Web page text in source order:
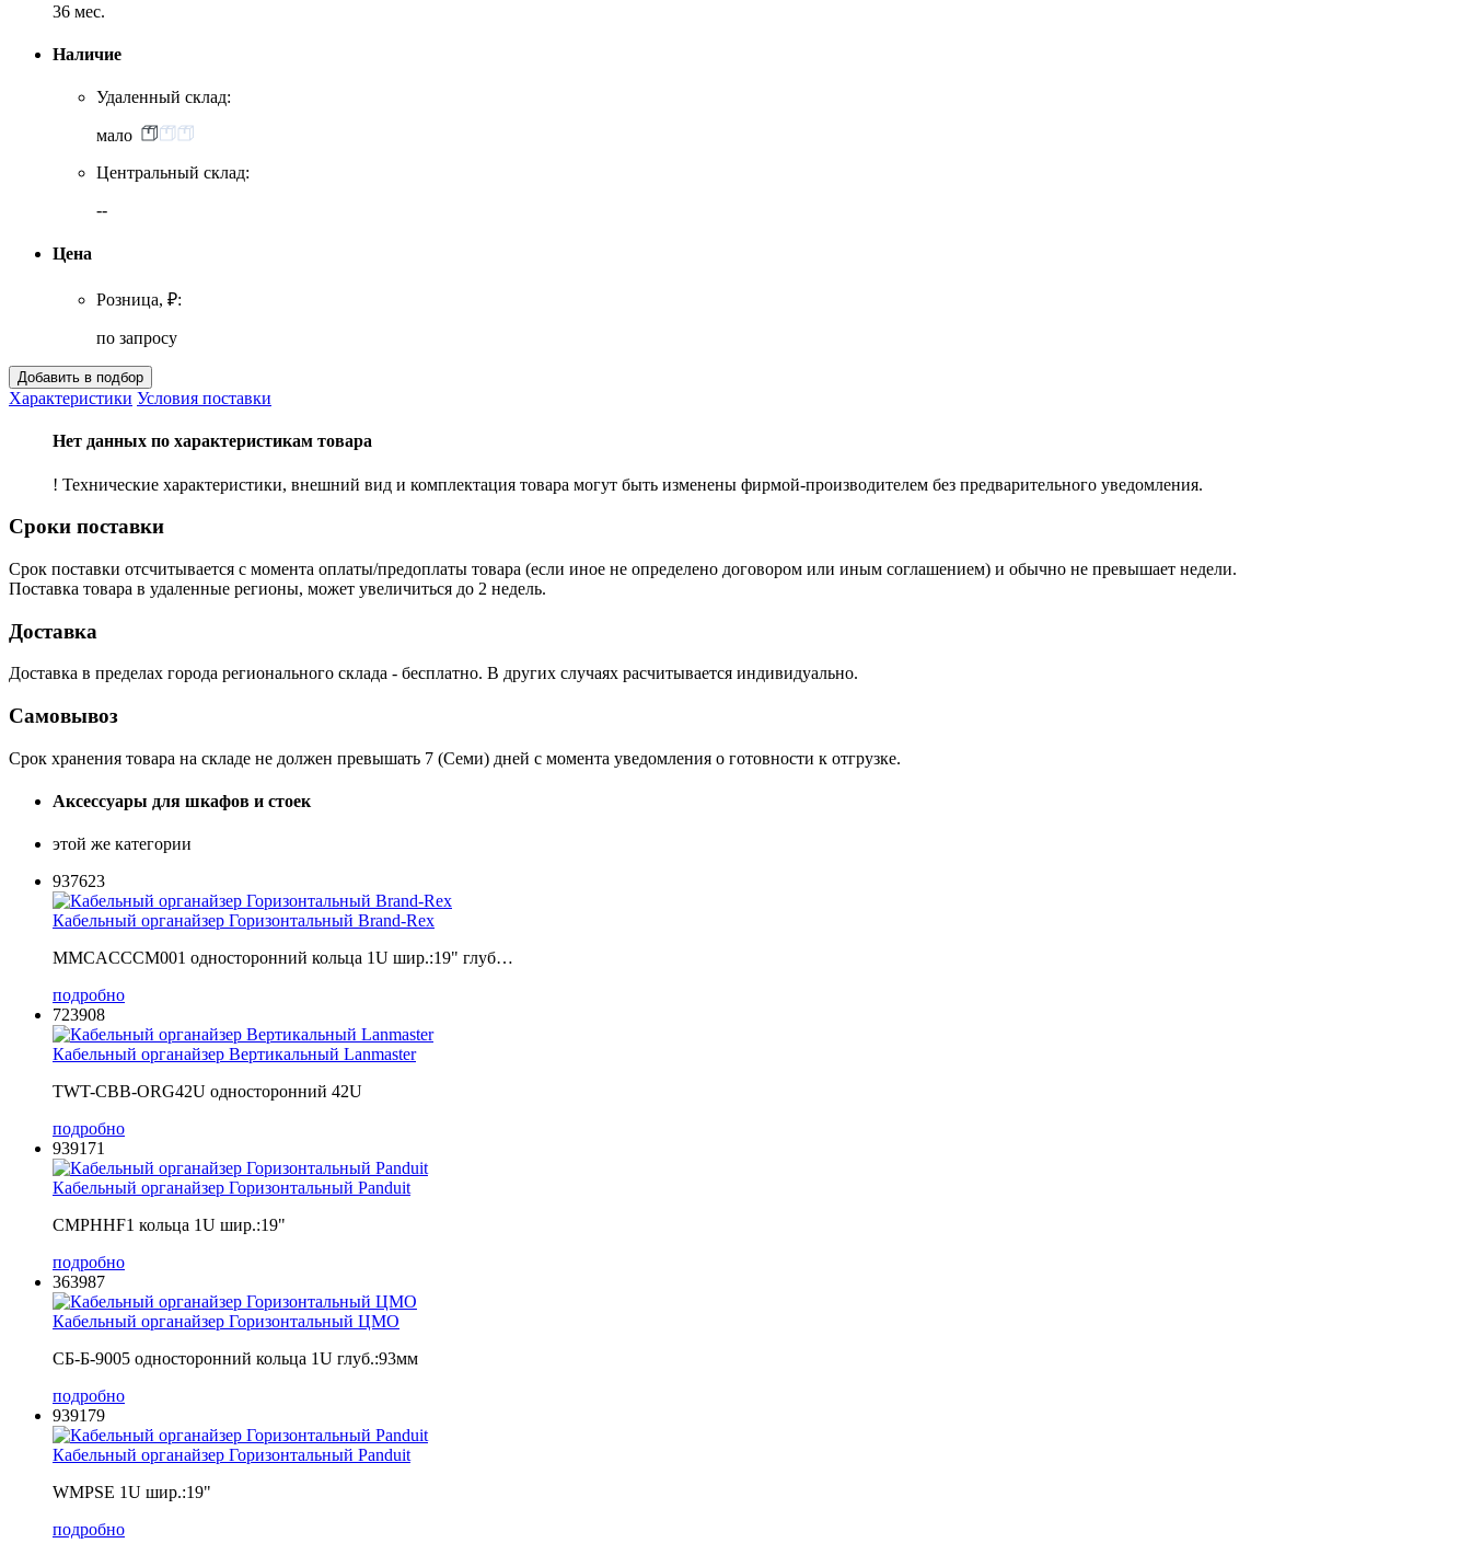
36 мес.
Наличие
Удаленный склад:
мало
Центральный склад:
--
Цена
Розница, ₽:
по запросу
Характеристики Условия поставки
Нет данных по характеристикам товара
! Технические характеристики, внешний вид и комплектация товара могут быть изменены фирмой-производителем без предварительного уведомления.
Сроки поставки
Срок поставки отсчитывается с момента оплаты/предоплаты товара (если иное не определено договором или иным соглашением) и обычно не превышает недели.
Поставка товара в удаленные регионы, может увеличиться до 2 недель.
Доставка
Доставка в пределах города регионального склада - бесплатно. В других случаях расчитывается индивидуально.
Самовывоз
Срок хранения товара на складе не должен превышать 7 (Семи) дней с момента уведомления о готовности к отгрузке.
Аксессуары для шкафов и стоек
этой же категории
937623
Кабельный органайзер Горизонтальный Brand-Rex
MMCACCCM001 односторонний кольца 1U шир.:19" глуб…
подробно
723908
Кабельный органайзер Вертикальный Lanmaster
TWT-CBB-ORG42U односторонний 42U
подробно
939171
Кабельный органайзер Горизонтальный Panduit
CMPHHF1 кольца 1U шир.:19"
подробно
363987
Кабельный органайзер Горизонтальный ЦМО
СБ-Б-9005 односторонний кольца 1U глуб.:93мм
подробно
939179
Кабельный органайзер Горизонтальный Panduit
WMPSE 1U шир.:19"
подробно